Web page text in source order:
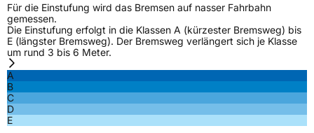
Für die Einstufung wird das Bremsen auf nasser Fahrbahn
gemessen.
Die Einstufung erfolgt in die Klassen A (kürzester Bremsweg) bis
E (längster Bremsweg). Der Bremsweg verlängert sich je Klasse
um rund 3 bis 6 Meter.
A
B
C
D
E